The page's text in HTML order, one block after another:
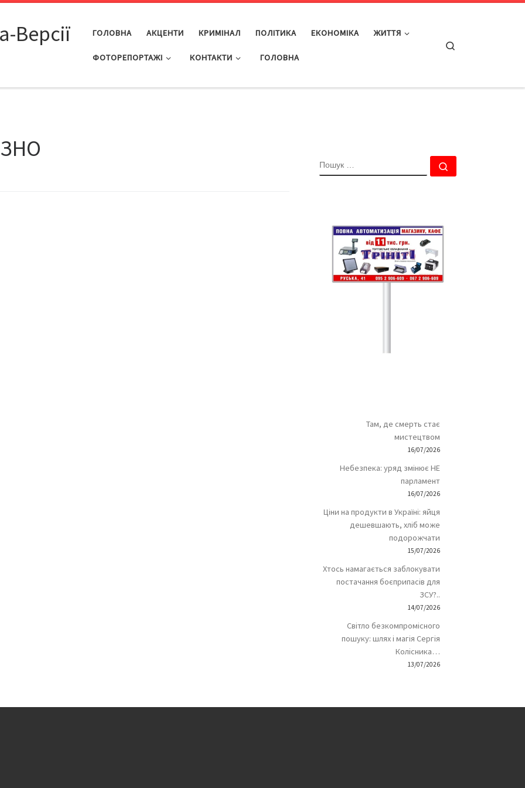
Версії ГОЛОВНА АКЦЕНТИ КРИМІНАЛ ПОЛІТИКА ЕКОНОМІКА ЖИТТЯ
ФОТОРЕПОРТАЖІ КОНТАКТИ ГОЛОВНА
ЗНО ПОШУК
Там, де смерть стає
мистецтвом
16/07/2026
Небезпека: уряд змінює НЕ
парламент
16/07/2026
Ціни на продукти в Україні: яйця
дешевшають, хліб може
подорожчати
15/07/2026
Хтось намагається заблокувати
постачання боєприпасів для
ЗСУ?..
14/07/2026
Світло безкомпромісного
пошуку: шлях і магія Сергія
Колісника…
13/07/2026